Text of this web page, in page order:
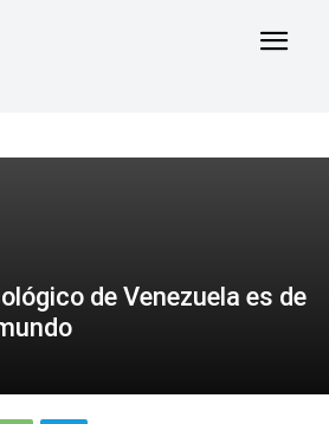
de Venezuela es de